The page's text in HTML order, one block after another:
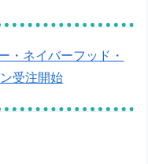
・ネイバーフッド・
受注開始